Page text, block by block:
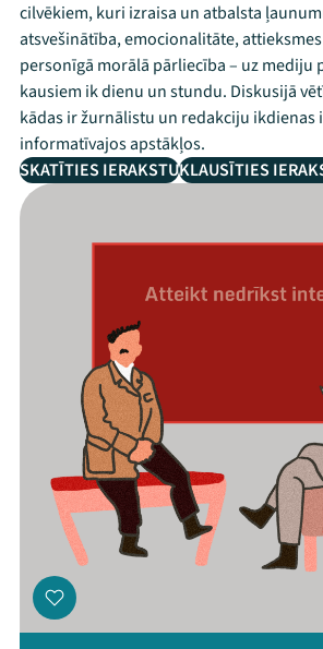
cilvēkiem, kuri izraisa un atbalsta
atsvešinātība, emocionalitāte,
personīgā morālā pārliecība – uz mediju
kausiem ik dienu un stundu. Diskusijā
kādas ir žurnālistu un redakciju ikdienas
informatīvajos apstākļos.
SKATĪTIES IERAKSTUKLAUSĪTIES